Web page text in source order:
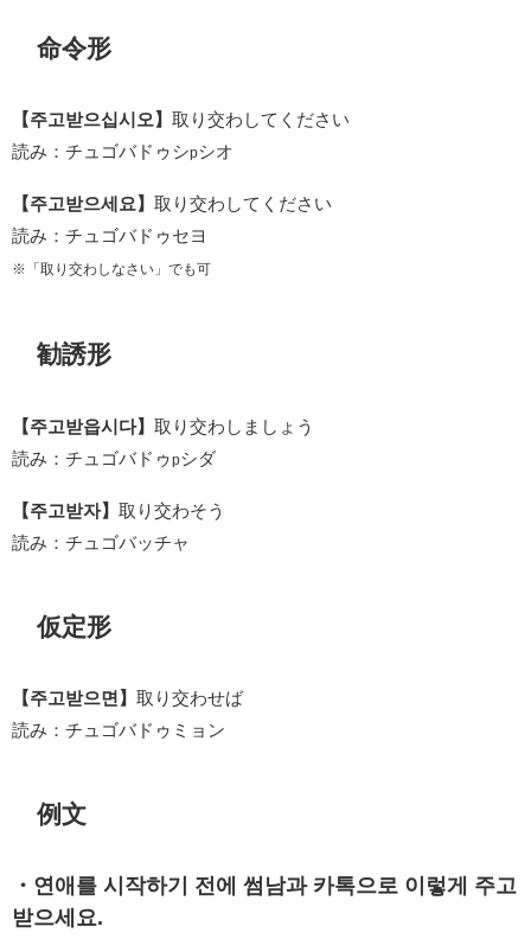
命令形
【주고받으십시오】 取り交わしてください
読み：チュゴバドゥシpシオ
【주고받으세요】 取り交わしてください
読み：チュゴバドゥセヨ
※「取り交わしなさい」でも可
勧誘形
【주고받읍시다】
取り交わしましょう
読み：チュゴバドゥpシダ
【주고받자】
取り交わそう
読み：チュゴバッチャ
仮定形
【주고받으면】 取り交わせば
読み：チュゴバドゥミョン
例文
・연애를 시작하기 전에 썸남과 카톡으로 이렇게 주고
받으세요.